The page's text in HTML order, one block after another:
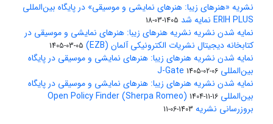
نشریه «هنرهای زیبا: هنرهای نمایشی و موسیقی» در پایگاه بین‌المللی
ERIH PLUS نمایه شد
1405-03-18
نمایه شدن نشریه نشریه هنرهای زیبا: هنرهای نمایشی و موسیقی در
کتابخانه دیجیتال نشریات الکترونیکی آلمان (EZB)
1405-03-05
نمایه شدن نشریه هنرهای زیبا: هنرهای نمایشی و موسیقی در پایگاه
بین‌المللی J-Gate 1405-02-06
نمایه شدن نشریه هنرهای زیبا: هنرهای نمایشی و موسیقی در پایگاه
بین‌المللی Open Policy Finder (Sherpa Romeo) 1404-11-16
بروزرسانی نشریه 1403-06-11